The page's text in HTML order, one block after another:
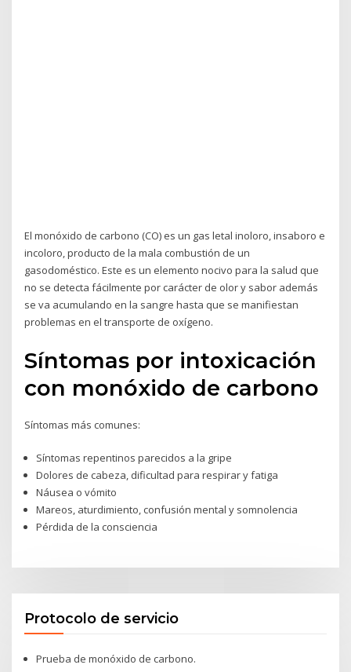
El monóxido de carbono (CO) es un gas letal inoloro, insaboro e
incoloro, producto de la mala combustión de un
gasodoméstico. Este es un elemento nocivo para la salud que
no se detecta fácilmente por carácter de olor y sabor además
se va acumulando en la sangre hasta que se manifiestan
problemas en el transporte de oxígeno.
Síntomas por intoxicación
con monóxido de carbono
Síntomas más comunes:
Síntomas repentinos parecidos a la gripe
Dolores de cabeza, dificultad para respirar y fatiga
Náusea o vómito
Mareos, aturdimiento, confusión mental y somnolencia
Pérdida de la consciencia
Protocolo de servicio
Prueba de monóxido de carbono.